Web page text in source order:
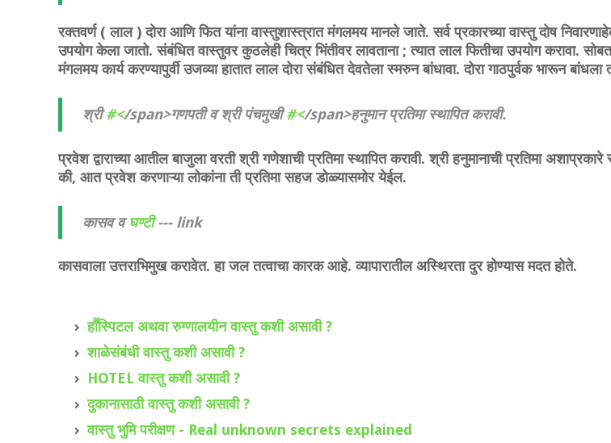
रक्तवर्ण ( लाल ) दोरा आणि फित यांना वास्तुशास्त्रात मंगलमय मानले जाते. सर्व प्रकारच्या वास्तु दोष निवारणाहेतु
उपयोग केला जातो. संबंधित वास्तुवर कुठलेही चित्र भिंतीवर लावताना ; त्यात लाल फितीचा उपयोग करावा.
मंगलमय कार्य करण्यापुर्वी उजव्या हातात लाल दोरा संबंधित देवतेला स्मरुन बांधावा. दोरा गाठपुर्वक भारून
श्री#</span>गणपती व श्री पंचमुखी#</span>हनुमान प्रतिमा स्थापित करावी.
प्रवेश द्वाराच्या आतील बाजुला वरती श्री गणेशाची प्रतिमा स्थापित करावी. श्री हनुमानाची प्रतिमा अशाप्रकारे
की, आत प्रवेश करणाऱ्या लोकांना ती प्रतिमा सहज डोळ्यासमोर येईल.
कासव वघण्टी--- link
कासवाला उत्तराभिमुख करावेत. हा जल तत्वाचा कारक आहे. व्यापारातील अस्थिरता दुर होण्यास मदत होते.
हाॕस्पिटल अथवा रुग्णालयीन वास्तु कशी असावी ?
शाळेसंबंधी वास्तु कशी असावी ?
HOTEL वास्तु कशी असावी ?
दुकानासाठी वास्तु कशी असावी ?
वास्तु भुमि परीक्षण - Real unknown secrets explained